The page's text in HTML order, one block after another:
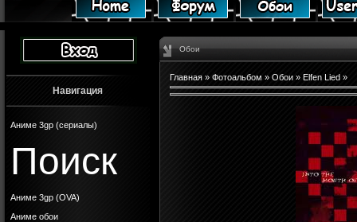
Навигация
Аниме 3gp (сериалы)
Поиск
Аниме 3gp (OVA)
Аниме обои
Обои
Главная » Фотоальбом » Обои » Elfen Lied »